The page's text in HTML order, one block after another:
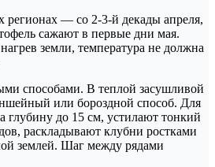
— со 2-3-й декады апреля,
сажают в первые дни мая.
земли, температура не должна
способами. В теплой засушливой
или бороздной способ. Для
глубину до 15 см, устилают тонкий
раскладывают клубни ростками
землей. Шаг между рядами